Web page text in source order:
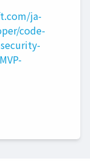
ja-
code-